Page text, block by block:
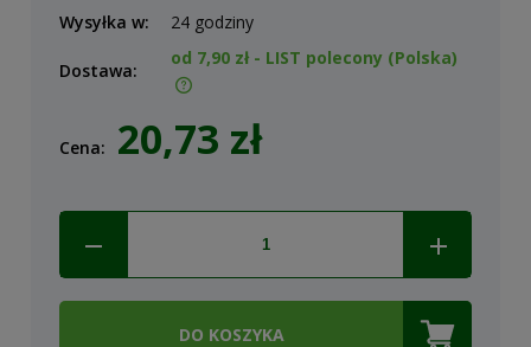
Wysyłka w:
24 godziny
Dostawa:
od 7,90 zł - LIST polecony (Polska)
Cena: 20,73 zł
DO KOSZYKA